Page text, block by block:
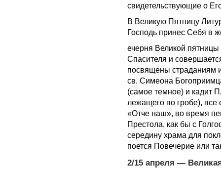
свидетельствующие о
В Великую Пятницу
Господь принес Себя в
ечерня Великой
Спасителя и
посвящены страданиям
св. Симеона
(самое темное) и кадит
лежащего во гробе),
«Отче наш», во время
Престола, как бы с
середину храма для
поется Повечерие или
2/15 апреля —